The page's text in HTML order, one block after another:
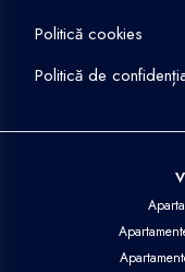
Politică cookies
Politică de